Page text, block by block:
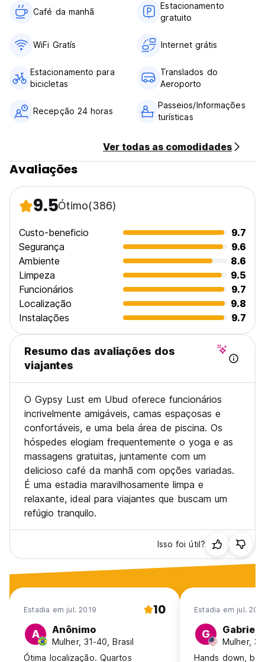
Horário de funcionamento da recepção 24 horas (Auto-
translated from original language)
Café da manhã
Estacionamento
gratuito
WiFi Gratís Internet grátis
Estacionamento para
bicicletas
Translados do
Aeroporto
Recepção 24 horas
Passeios/Informações
turísticas
Ver todas as comodidades
Avaliações
9.5Ótimo(386)
Custo-beneficio
9.7
Segurança
9.6
Ambiente
8.6
Limpeza
9.5
Funcionários
9.7
Localização
9.8
Instalações
9.7
Resumo das avaliações dos
viajantes
O Gypsy Lust em Ubud oferece funcionários
incrivelmente amigáveis, camas espaçosas e
confortáveis, e uma bela área de piscina. Os
hóspedes elogiam frequentemente o yoga e as
massagens gratuitas, juntamente com um
delicioso café da manhã com opções variadas.
É uma estadia maravilhosamente limpa e
relaxante, ideal para viajantes que buscam um
refúgio tranquilo.
Isso foi útil?
Estadia em jul. 2019 10
A Anônimo
Mulher, 31-40, Brasil
Ótima localização. Quartos
Estadia em jul.
G
Mulher,
Hands down,